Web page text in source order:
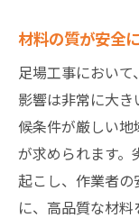
材料の質が安全
足場工事におい
影響は非常に大
候条件が厳しい
が求められます。
起こし、作業者の
に、高品質な材